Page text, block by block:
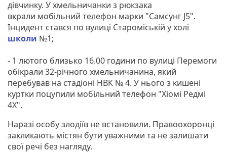
дівчинку. У хмельничанки з рюкзака
вкрали мобільний телефон марки "Самсунг J5".
Інцидент стався по вулиці Староміській у холі
школи №1;
- 1 лютого близько 16.00 години по вулиці Перемоги
обікрали 32-річного хмельничанина, який
перебував на стадіоні НВК № 4. У нього з кишені
куртки поцупили мобільний телефон "Хіомі Редмі
4Х".
Наразі особу злодіїв не встановили. Правоохоронці
закликають містян бути уважними та не залишати
свої речі без нагляду.